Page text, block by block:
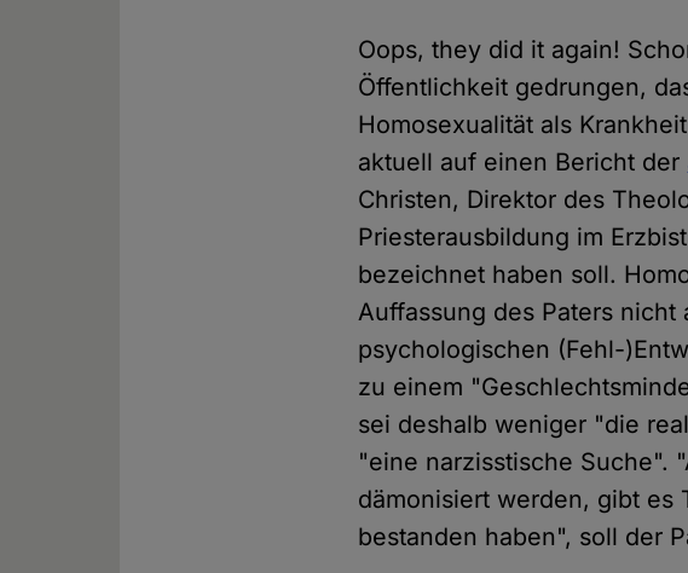
Oops, they did it again!
Öffentlichkeit gedrungen,
Homosexualität als
aktuell auf einen Bericht der
Christen, Direktor des
Priesterausbildung im
bezeichnet haben soll.
Auffassung des Paters
psychologischen (Fehl-
zu einem
sei deshalb weniger "die
"eine narzisstische Suche".
dämonisiert werden, gibt es
bestanden haben", soll der